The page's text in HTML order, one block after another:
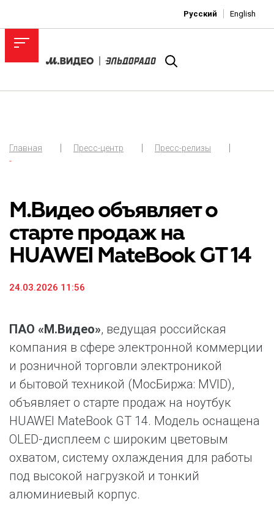
Русский English
Главная Пресс-центр
Пресс-релизы
-
М.Видео объявляет о
старте продаж на
HUAWEI MateBook GT 14
24.03.2026 11:56
ПАО «М.Видео», ведущая российская
компания в сфере электронной коммерции
и розничной торговли электроникой
и бытовой техникой (МосБиржа: MVID),
объявляет о старте продаж на ноутбук
HUAWEI MateBook GT 14. Модель оснащена
OLED-дисплеем с широким цветовым
охватом, систему охлаждения для работы
под высокой нагрузкой и тонкий
алюминиевый корпус.